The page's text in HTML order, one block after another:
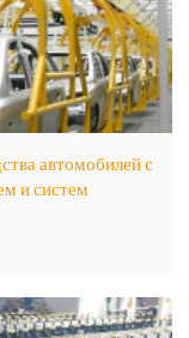
автомобилей с
и систем